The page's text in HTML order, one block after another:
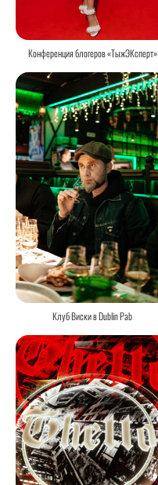
Конференция блогеров «ТыжЭКсперт»
Клуб Виски в Dublin Pab